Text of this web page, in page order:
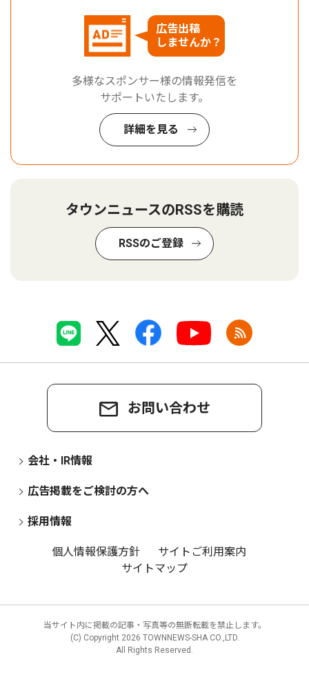
広告出稿
しませんか？
多様なスポンサー様の情報発信を
サポートいたします。
詳細を見る
タウンニュースのRSSを購読
RSSのご登録
お問い合わせ
会社・IR情報
広告掲載をご検討の方へ
採用情報
個人情報保護方針
サイトご利用案内
サイトマップ
当サイト内に掲載の記事・写真等の無断転載を禁止します。
(C) Copyright 2026 TOWNNEWS-SHA CO.,LTD.
All Rights Reserved.